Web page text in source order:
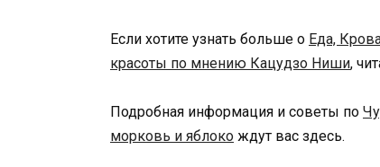
Если хотите узнать больше о Еда,
красоты по мнению Кацудзо Ниши,
Подробная информация и советы по
морковь и яблоко ждут вас здесь.